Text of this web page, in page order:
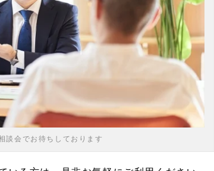
談会でお待ちしております